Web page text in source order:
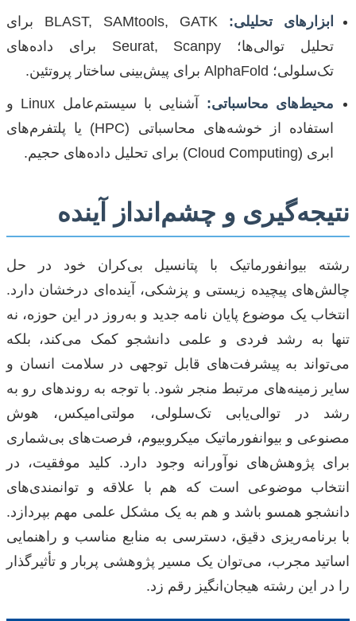
ابزارهای تحلیلی:
BLAST, SAMtools, GATK برای
تحلیل توالی‌ها؛ Seurat, Scanpy برای داده‌های
تک‌سلولی؛ AlphaFold برای پیش‌بینی ساختار پروتئین.
محیط‌های محاسباتی:
آشنایی با سیستم‌عامل Linux و
استفاده از خوشه‌های محاسباتی (HPC) یا پلتفرم‌های
ابری (Cloud Computing) برای تحلیل داده‌های حجیم.
نتیجه‌گیری و چشم‌انداز آینده
رشته بیوانفورماتیک با پتانسیل بی‌کران خود در حل
چالش‌های پیچیده زیستی و پزشکی، آینده‌ای درخشان دارد.
انتخاب یک موضوع پایان نامه جدید و به‌روز در این حوزه، نه
تنها به رشد فردی و علمی دانشجو کمک می‌کند، بلکه
می‌تواند به پیشرفت‌های قابل توجهی در سلامت انسان و
سایر زمینه‌های مرتبط منجر شود. با توجه به روندهای رو به
رشد در توالی‌یابی تک‌سلولی، مولتی‌امیکس، هوش
مصنوعی و بیوانفورماتیک میکروبیوم، فرصت‌های بی‌شماری
برای پژوهش‌های نوآورانه وجود دارد. کلید موفقیت، در
انتخاب موضوعی است که هم با علاقه و توانمندی‌های
دانشجو همسو باشد و هم به یک مشکل علمی مهم بپردازد.
با برنامه‌ریزی دقیق، دسترسی به منابع مناسب و راهنمایی
اساتید مجرب، می‌توان یک مسیر پژوهشی پربار و تأثیرگذار
را در این رشته هیجان‌انگیز رقم زد.